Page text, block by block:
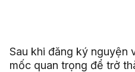
Sau khi đăng ký nguyện
mốc quan trọng để trở